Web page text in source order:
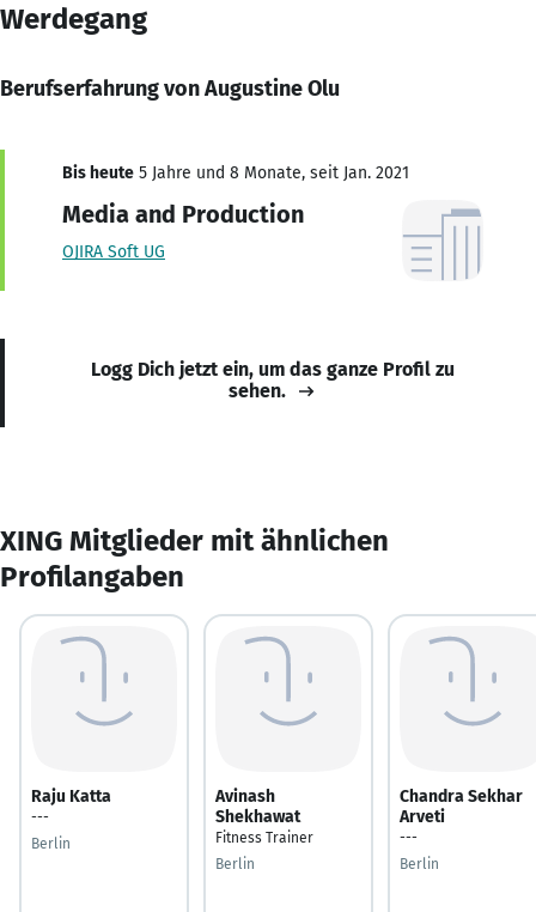
Werdegang
Berufserfahrung von Augustine Olu
Bis heute 5 Jahre und 8 Monate, seit Jan. 2021
Media and Production
OJIRA Soft UG
Logg Dich jetzt ein, um das ganze Profil zu
sehen.
XING Mitglieder mit ähnlichen
Profilangaben
Raju Katta
---
Berlin
Avinash
Shekhawat
Fitness Trainer
Berlin
Chandra Sekhar
Arveti
---
Berlin